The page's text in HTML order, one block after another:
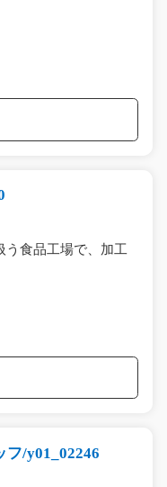
う食品工場で、加工
フ/y01_02246